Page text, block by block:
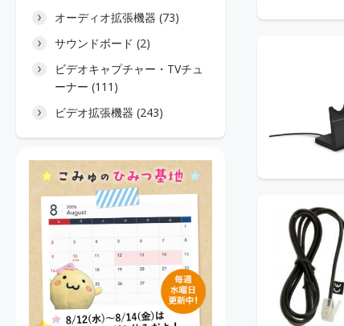
オーディオ拡張機器 (73)
サウンドボード (2)
ビデオキャプチャー・TVチュ
ーナー (111)
ビデオ拡張機器 (243)